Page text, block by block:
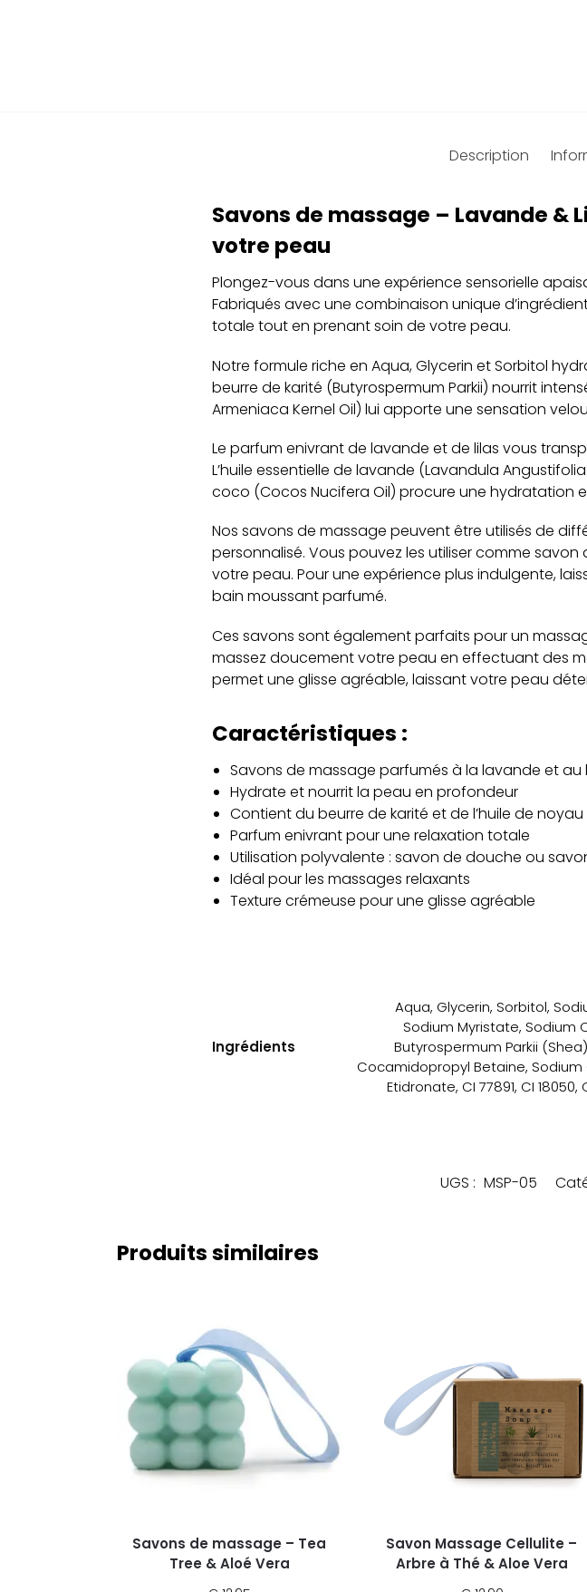
Description
Savons de massage – Lavande &
votre peau
Plongez-vous dans une expérience sensorielle
Fabriqués avec une combinaison unique
totale tout en prenant soin de votre peau.
Notre formule riche en Aqua, Glycerin et Sorbitol
beurre de karité (Butyrospermum Parkii) nourrit
Armeniaca Kernel Oil) lui apporte une sensation
Le parfum enivrant de lavande et de lilas vous
L’huile essentielle de lavande (Lavandula
coco (Cocos Nucifera Oil) procure une hydratation
Nos savons de massage peuvent être utilisés de
personnalisé. Vous pouvez les utiliser comme
votre peau. Pour une expérience plus indulgente,
bain moussant parfumé.
Ces savons sont également parfaits pour un
massez doucement votre peau en effectuant des
permet une glisse agréable, laissant votre peau
Caractéristiques :
Savons de massage parfumés à la lavande et au
Hydrate et nourrit la peau en profondeur
Contient du beurre de karité et de l’huile de
Parfum enivrant pour une relaxation totale
Utilisation polyvalente : savon de douche ou
Idéal pour les massages relaxants
Texture crémeuse pour une glisse agréable
Ingrédients
Aqua, Glycerin, Sorbitol,
Sodium Myristate, Sodium
Butyrospermum Parkii
Cocamidopropyl Betaine,
Etidronate, CI 77891, CI
UGS : MSP-05
Produits similaires
Savons de massage – Tea
Tree & Aloé Vera
Savon Massage Cellulite –
Arbre à Thé & Aloe Vera